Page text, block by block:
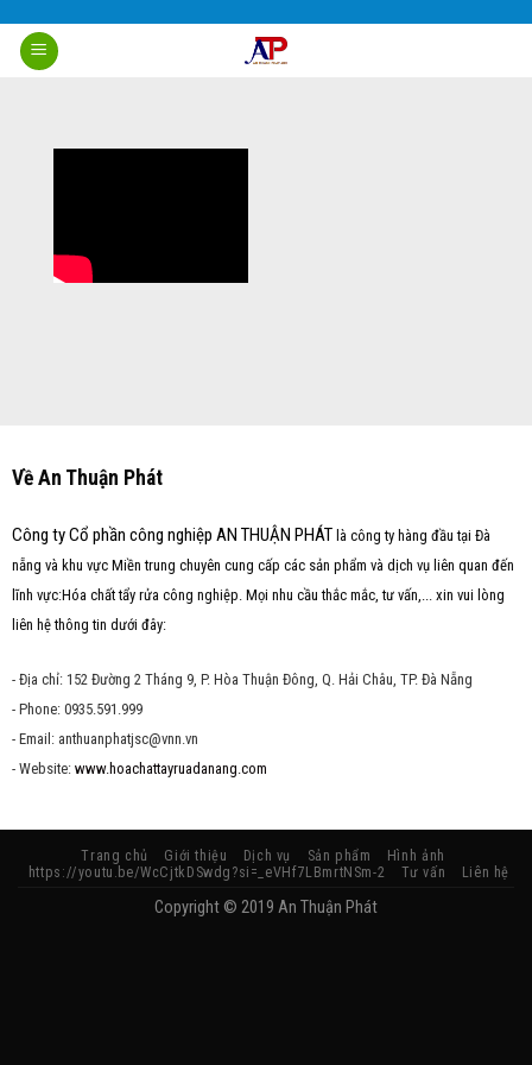
content
Về An Thuận Phát
Công ty Cổ phần công nghiệp AN THUẬN PHÁT là công ty hàng đầu tại Đà
nẵng và khu vực Miền trung chuyên cung cấp các sản phẩm và dịch vụ liên quan đến
lĩnh vực:Hóa chất tẩy rửa công nghiệp. Mọi nhu cầu thắc mắc, tư vấn,... xin vui lòng
liên hệ thông tin dưới đây:
- Địa chỉ: 152 Đường 2 Tháng 9, P. Hòa Thuận Đông, Q. Hải Châu, TP. Đà Nẵng
- Phone: 0935.591.999
- Email: anthuanphatjsc@vnn.vn
- Website: www.hoachattayruadanang.com
Trang chủ Giới thiệu Dịch vụ Sản phẩm
Hình ảnh
https://youtu.be/WcCjtkDSwdg?si=_eVHf7LBmrtNSm-2
Tư vấn Liên hệ
Copyright © 2019 An Thuận Phát